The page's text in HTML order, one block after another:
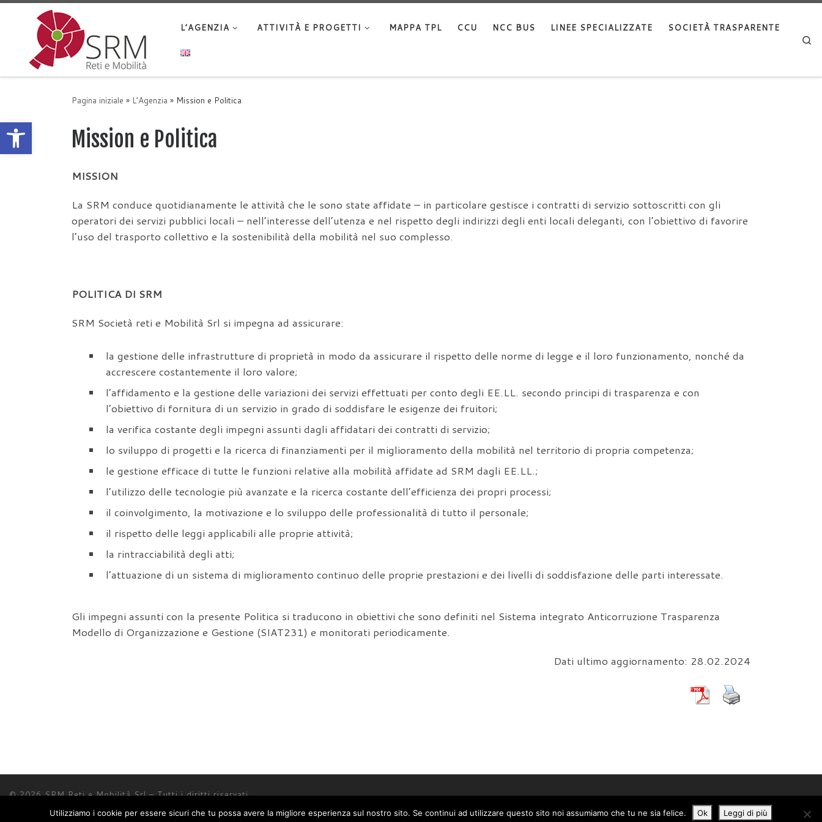
Apri la barra degli strumenti
Passa al contenuto
L’AGENZIA ATTIVITÀ E PROGETTI MAPPA TPL CCU NCC BUS LINEE SPECIALIZZATE SOCIETÀ TRASPARENTE
Pagina iniziale » L’Agenzia » Mission e Politica
Mission e Politica
MISSION
La SRM conduce quotidianamente le attività che le sono state affidate – in particolare gestisce i contratti di servizio sottoscritti con gli
operatori dei servizi pubblici locali – nell’interesse dell’utenza e nel rispetto degli indirizzi degli enti locali deleganti, con l’obiettivo di favorire
l’uso del trasporto collettivo e la sostenibilità della mobilità nel suo complesso.
POLITICA DI SRM
SRM Società reti e Mobilità Srl si impegna ad assicurare:
la gestione delle infrastrutture di proprietà in modo da assicurare il rispetto delle norme di legge e il loro funzionamento, nonché da
accrescere costantemente il loro valore;
l’affidamento e la gestione delle variazioni dei servizi effettuati per conto degli EE.LL. secondo principi di trasparenza e con
l’obiettivo di fornitura di un servizio in grado di soddisfare le esigenze dei fruitori;
la verifica costante degli impegni assunti dagli affidatari dei contratti di servizio;
lo sviluppo di progetti e la ricerca di finanziamenti per il miglioramento della mobilità nel territorio di propria competenza;
le gestione efficace di tutte le funzioni relative alla mobilità affidate ad SRM dagli EE.LL.;
l’utilizzo delle tecnologie più avanzate e la ricerca costante dell’efficienza dei propri processi;
il coinvolgimento, la motivazione e lo sviluppo delle professionalità di tutto il personale;
il rispetto delle leggi applicabili alle proprie attività;
la rintracciabilità degli atti;
l’attuazione di un sistema di miglioramento continuo delle proprie prestazioni e dei livelli di soddisfazione delle parti interessate.
Gli impegni assunti con la presente Politica si traducono in obiettivi che sono definiti nel Sistema integrato Anticorruzione Trasparenza
Modello di Organizzazione e Gestione (SIAT231) e monitorati periodicamente.
Dati ultimo aggiornamento: 28.02.2024
© 2026SRM Reti e Mobilità Srl– Tutti i diritti riservati
Powered byWP– Designed con iltema Customizr
Utilizziamo i cookie per essere sicuri che tu possa avere la migliore esperienza sul nostro sito. Se continui ad utilizzare questo sito noi assumiamo che tu ne sia felice. Ok Leggi di più